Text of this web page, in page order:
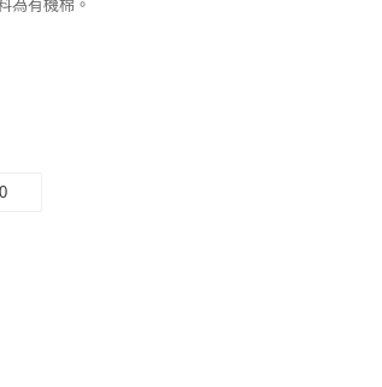
為有機棉。